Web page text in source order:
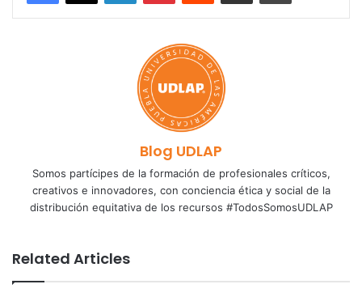
Blog UDLAP
Somos partícipes de la formación de profesionales críticos,
creativos e innovadores, con conciencia ética y social de la
distribución equitativa de los recursos #TodosSomosUDLAP
Related Articles